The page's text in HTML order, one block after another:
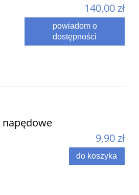
140,00 zł
powiadom o
dostępności
napędowe
9,90 zł
do koszyka